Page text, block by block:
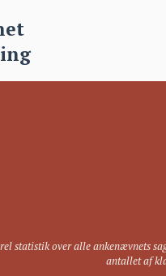
statistik over alle ankenævnets
antallet af